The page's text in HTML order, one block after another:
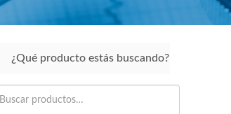
¿Qué producto estás buscando?